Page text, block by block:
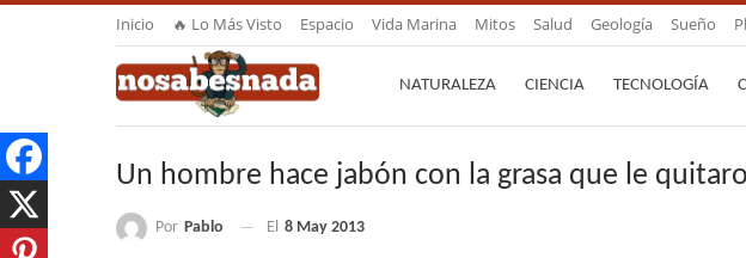
Inicio 🔥 Lo Más Visto Espacio Vida Marina Mitos Salud Geología Sueño
NATURALEZA CIENCIA TECNOLOGÍA
Un hombre hace jabón con la grasa que le
Por Pablo El 8 May 2013